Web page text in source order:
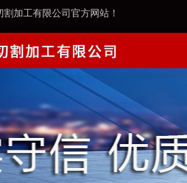
加工有限公司官方网站！